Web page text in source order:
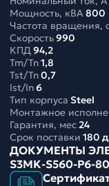
Мощность, кВА800
Частота вращения,
Скорость990
КПД94,2
Tm/Tn1,8
Tst/Tn0,7
Ist/In6
Тип корпуса Steel
Монтажное
Гарантия, мес24
Срок поставки 180
ДОКУМЕНТЫ
S3MK-S560-P6-